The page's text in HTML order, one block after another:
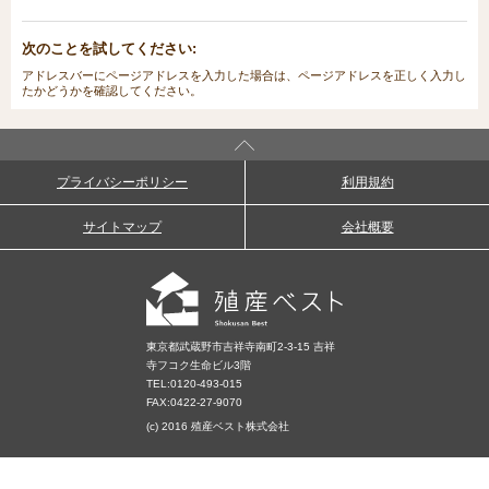
次のことを試してください:
アドレスバーにページアドレスを入力した場合は、ページアドレスを正しく入力し
たかどうかを確認してください。
プライバシーポリシー 利用規約
サイトマップ 会社概要
東京都武蔵野市吉祥寺南町2-3-15 吉祥
寺フコク生命ビル3階
TEL:0120-493-015
FAX:0422-27-9070
(c) 2016 殖産ベスト株式会社